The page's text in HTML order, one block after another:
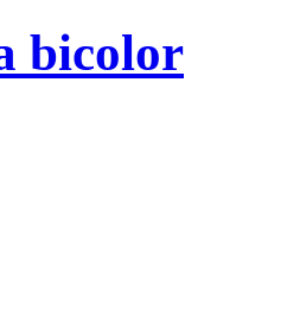
bicolor